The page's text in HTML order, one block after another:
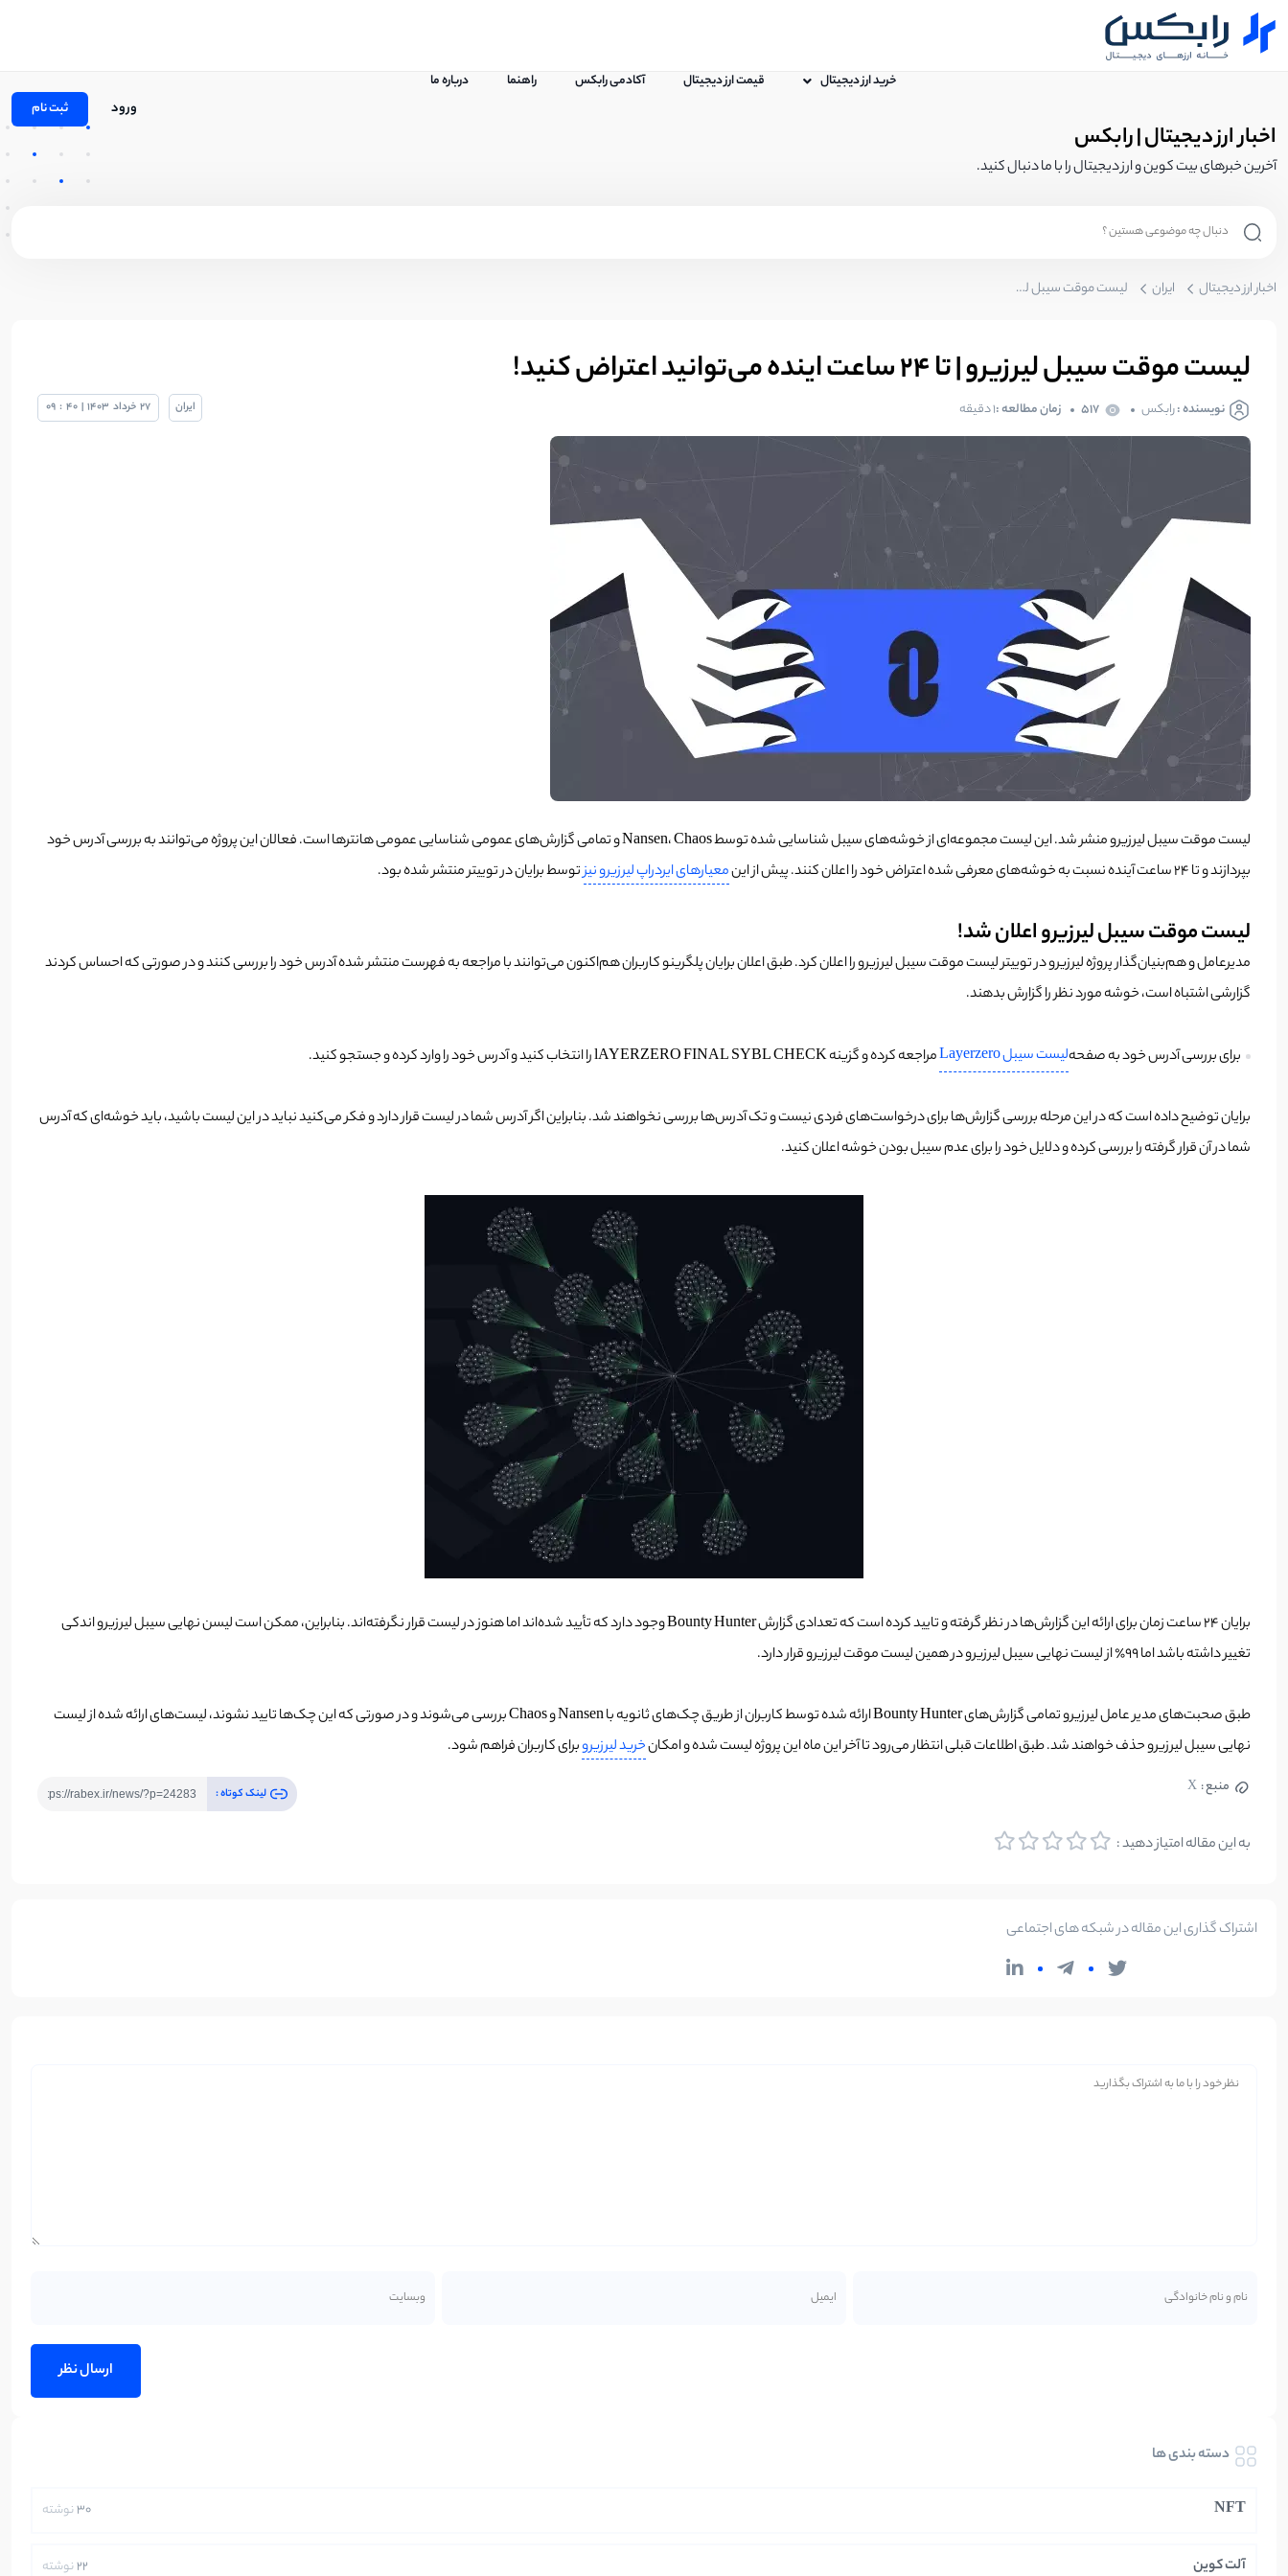
خرید ارز دیجیتال قیمت ارز دیجیتال آکادمی رابکس راهنما درباره ما
ورود ثبت نام
اخبار ارز دیجیتال | رابکس
آخرین خبرهای بیت کوین و ارز دیجیتال را با ما دنبال کنید.
اخبار ارز دیجیتال ایران لیست موقت سیبل لیرزیرو |‌ تا 24 ساعت اینده می‌توانید اعتراض کنید!
لیست موقت سیبل لیرزیرو |‌ تا 24 ساعت اینده می‌توانید اعتراض کنید!
نویسنده :رابکس 517 زمان مطالعه :1 دقیقه ایران 27 خرداد 1403
|
40
:
09
لیست موقت سیبل لیرزیرو منشر شد. این لیست مجموعه‌ای از خوشه‌های سیبل شناسایی شده توسط Nansen، Chaos و تمامی گزارش‌های عمومی شناسایی عمومی هانترها است. فعالان این پروژه می‌توانند به بررسی آدرس خود
بپردازند و تا 24 ساعت آینده نسبت به خوشه‌های معرفی شده اعتراض خود را اعلان کنند. پیش از این
معیارهای ایردراپ لیرزیرو نیزتوسط برایان در توییتر منتشر شده بود.
لیست موقت سیبل لیرزیرو اعلان شد!
مدیرعامل و هم‌بنیان‌گذار پروژه لیرزیرو در توییتر لیست موقت سیبل لیرزیرو را اعلان کرد. طبق اعلان برایان پلگرینو کاربران هم‌اکنون می‌توانند با مراجعه به فهرست منتشر شده آدرس خود را بررسی کنند و در صورتی که احساس کردند
گزارشی اشتباه است، خوشه مورد نظر را گزارش بدهند.
برای بررسی آدرس خود به صفحهلیست سیبل Layerzero مراجعه کرده و گزینه lAYERZERO FINAL SYBL CHECK را انتخاب کنید و آدرس خود را وارد کرده و جستجو کنید.
برایان توضیح داده است که در این مرحله بررسی گزارش‌ها برای درخواست‌های فردی نیست و تک آدرس‌ها بررسی نخواهند شد. بنابراین اگر آدرس شما در لیست قرار دارد و فکر می‌کنید نباید در این لیست باشید، باید خوشه‌ای که آدرس
شما در آن قرار گرفته را بررسی کرده و دلایل خود را برای عدم سیبل بودن خوشه اعلان کنید.
برایان 24 ساعت زمان برای ارائه این گزارش‌ها در نظر گرفته و تایید کرده است که تعدادی گزارش Bounty Hunter وجود دارد که تأیید شده‌اند اما هنوز در لیست قرار نگرفته‌اند. بنابراین، ممکن است لیسن نهایی سیبل لیرزیرو اندکی
تغییر داشته باشد اما ۹۹٪ از لیست نهایی سیبل لیرزیرو در همین لیست موقت لیرزیرو قرار دارد.
طبق صحبت‌های مدیر عامل لیرزیرو تمامی گزارش‌های Bounty Hunter ارائه شده توسط کاربران از طریق چک‌های ثانویه با Nansen و Chaos بررسی می‌شوند و در صورتی که این چک‌ها تایید نشوند، لیست‌های ارائه شده از لیست
نهایی سیبل لیرزیرو حذف خواهند شد. طبق اطلاعات قبلی انتظار می‌رود تا آخر این ماه این پروژه لیست شده و امکانخرید لیرزیروبرای کاربران فراهم شود.
منبع : X
به این مقاله امتیاز دهید :
لینک کوتاه :
اشتراک گذاری این مقاله در شبکه های اجتماعی
دسته بندی ها
NFT
30نوشته
آلت کوین 22نوشته